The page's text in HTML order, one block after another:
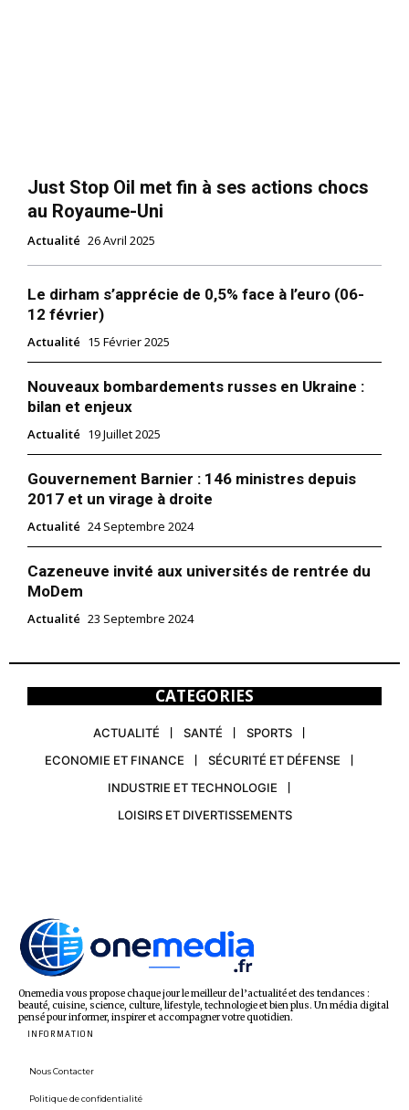
Just Stop Oil met fin à ses actions chocs
au Royaume-Uni
Actualité 26 Avril 2025
Le dirham s’apprécie de 0,5% face à l’euro (06-
12 février)
Actualité 15 Février 2025
Nouveaux bombardements russes en Ukraine :
bilan et enjeux
Actualité 19 Juillet 2025
Gouvernement Barnier : 146 ministres depuis
2017 et un virage à droite
Actualité 24 Septembre 2024
Cazeneuve invité aux universités de rentrée du
MoDem
Actualité 23 Septembre 2024
CATEGORIES
ACTUALITÉ SANTÉ
SPORTS
ECONOMIE ET FINANCE
SÉCURITÉ ET DÉFENSE
INDUSTRIE ET TECHNOLOGIE
LOISIRS ET DIVERTISSEMENTS
Onemedia vous propose chaque jour le meilleur de l’actualité et des tendances :
beauté, cuisine, science, culture, lifestyle, technologie et bien plus. Un média digital
pensé pour informer, inspirer et accompagner votre quotidien.
INFORMATION
Nous Contacter
Politique de confidentialité